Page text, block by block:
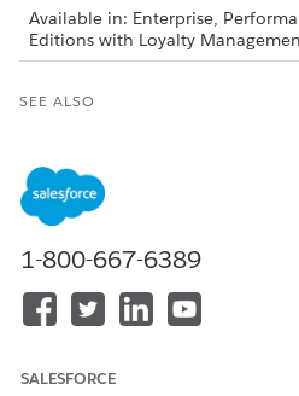
Available in: Enterprise,
Editions with Loyalty
SEE ALSO
AppExchange Solution
Salesforce Help: Change Sets
ЭТА СТАТЬЯ РЕШИЛА
Оставьте свой отзыв, чтобы
1-800-667-6389
SALESFORCE